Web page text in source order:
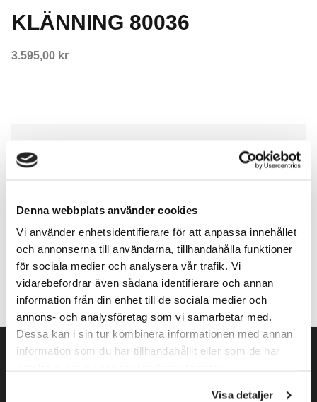
Denna webbplats använder cookies
Vi använder enhetsidentifierare för att anpassa innehållet
och annonserna till användarna, tillhandahålla funktioner
för sociala medier och analysera vår trafik. Vi
vidarebefordrar även sådana identifierare och annan
information från din enhet till de sociala medier och
annons- och analysföretag som vi samarbetar med.
Dessa kan i sin tur kombinera informationen med annan
information som du har tillhandahållit eller som de har
Visa detaljer
KLÄNNING 80036
3.595,00 kr
Lägg till i varukorg